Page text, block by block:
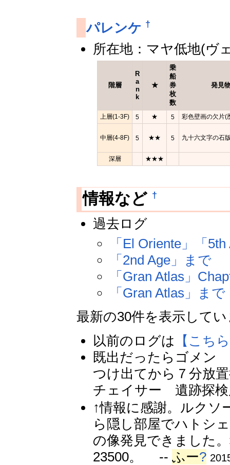
パレンケ †
所在地：マヤ低地(ヴ
階層
R
a
n
k
★
乗
船
券
枚
数
発見
上層(1-3F) 5 ★ 5 彩色壁画の欠片(
中層(4-8F) 5 ★★ 5 九十六文字の石
深層 ★★★
情報など †
過去ログ
「El Oriente」「
「2nd Age」まで
「Gran Atlas」
「Gran Atlas」まで
最新の30件を表示して
以前のログは
【こち
既出だったらゴメ
つけ出てから７分放
チェイサー 遺跡探
↑情報に感謝。ルク
ら隠し部屋でハトシ
の像発見できました
23500。 --ふー?